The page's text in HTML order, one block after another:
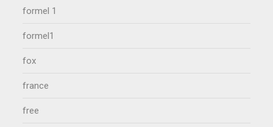
formel 1
formel1
fox
france
free